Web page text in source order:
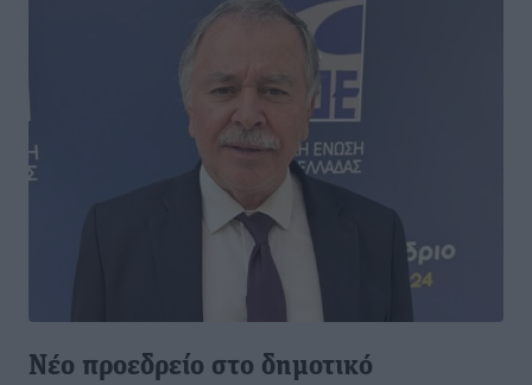
Νέο προεδρείο στο δημοτικό